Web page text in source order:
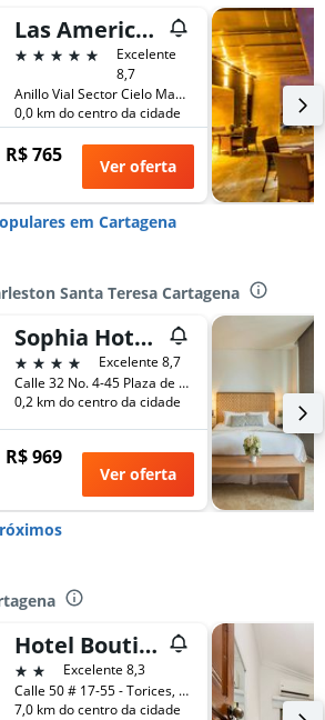
Las Americas Casa De Playa
5 estrelas
Excelente
8,7
Anillo Vial Sector Cielo Mar, Cartagena, Colômbia
0,0 km do centro da cidade
R$ 765 Ver oferta
em Cartagena
Santa Teresa Cartagena
Sophia Hotel by Oxohotel
4 estrelas
Excelente 8,7
Calle 32 No. 4-45 Plaza de la Aduana, Cartagena, Colômbia
0,2 km do centro da cidade
R$ 969
Ver oferta
Hotel Boutique High Park
2 estrelasExcelente 8,3
Calle 50 # 17-55 - Torices, Cartagena, Colômbia
7,0 km do centro da cidade